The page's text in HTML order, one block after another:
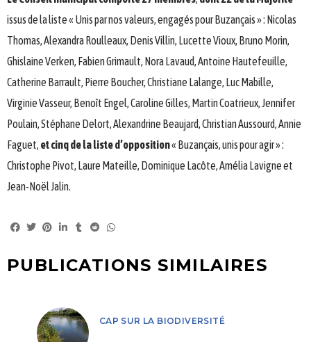
issus de la liste « Unis par nos valeurs, engagés pour Buzançais » : Nicolas
Thomas, Alexandra Roulleaux, Denis Villin, Lucette Vioux, Bruno Morin,
Ghislaine Verken, Fabien Grimault, Nora Lavaud, Antoine Hautefeuille,
Catherine Barrault, Pierre Boucher, Christiane Lalange, Luc Mabille,
Virginie Vasseur, Benoît Engel, Caroline Gilles, Martin Coatrieux, Jennifer
Poulain, Stéphane Delort, Alexandrine Beaujard, Christian Aussourd, Annie
Faguet, et cinq de la liste d’opposition« Buzançais, unis pour agir » :
Christophe Pivot, Laure Mateille, Dominique Lacôte, Amélia Lavigne et
Jean-Noël Jalin.
PUBLICATIONS SIMILAIRES
CAP SUR LA BIODIVERSITÉ